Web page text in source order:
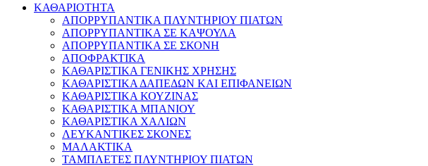
ΚΑΘΑΡΙΟΤΗΤΑ
ΑΠΟΡΡΥΠΑΝΤΙΚΑ ΠΛΥΝΤΗΡΙΟΥ ΠΙΑΤΩΝ
ΑΠΟΡΡΥΠΑΝΤΙΚΑ ΣΕ ΚΑΨΟΥΛΑ
ΑΠΟΡΡΥΠΑΝΤΙΚΑ ΣΕ ΣΚΟΝΗ
ΑΠΟΦΡΑΚΤΙΚΑ
ΚΑΘΑΡΙΣΤΙΚΑ ΓΕΝΙΚΗΣ ΧΡΗΣΗΣ
ΚΑΘΑΡΙΣΤΙΚΑ ΔΑΠΕΔΩΝ ΚΑΙ ΕΠΙΦΑΝΕΙΩΝ
ΚΑΘΑΡΙΣΤΙΚΑ ΚΟΥΖΙΝΑΣ
ΚΑΘΑΡΙΣΤΙΚΑ ΜΠΑΝΙΟΥ
ΚΑΘΑΡΙΣΤΙΚΑ ΧΑΛΙΩΝ
ΛΕΥΚΑΝΤΙΚΕΣ ΣΚΟΝΕΣ
ΜΑΛΑΚΤΙΚΑ
ΤΑΜΠΛΕΤΕΣ ΠΛΥΝΤΗΡΙΟΥ ΠΙΑΤΩΝ